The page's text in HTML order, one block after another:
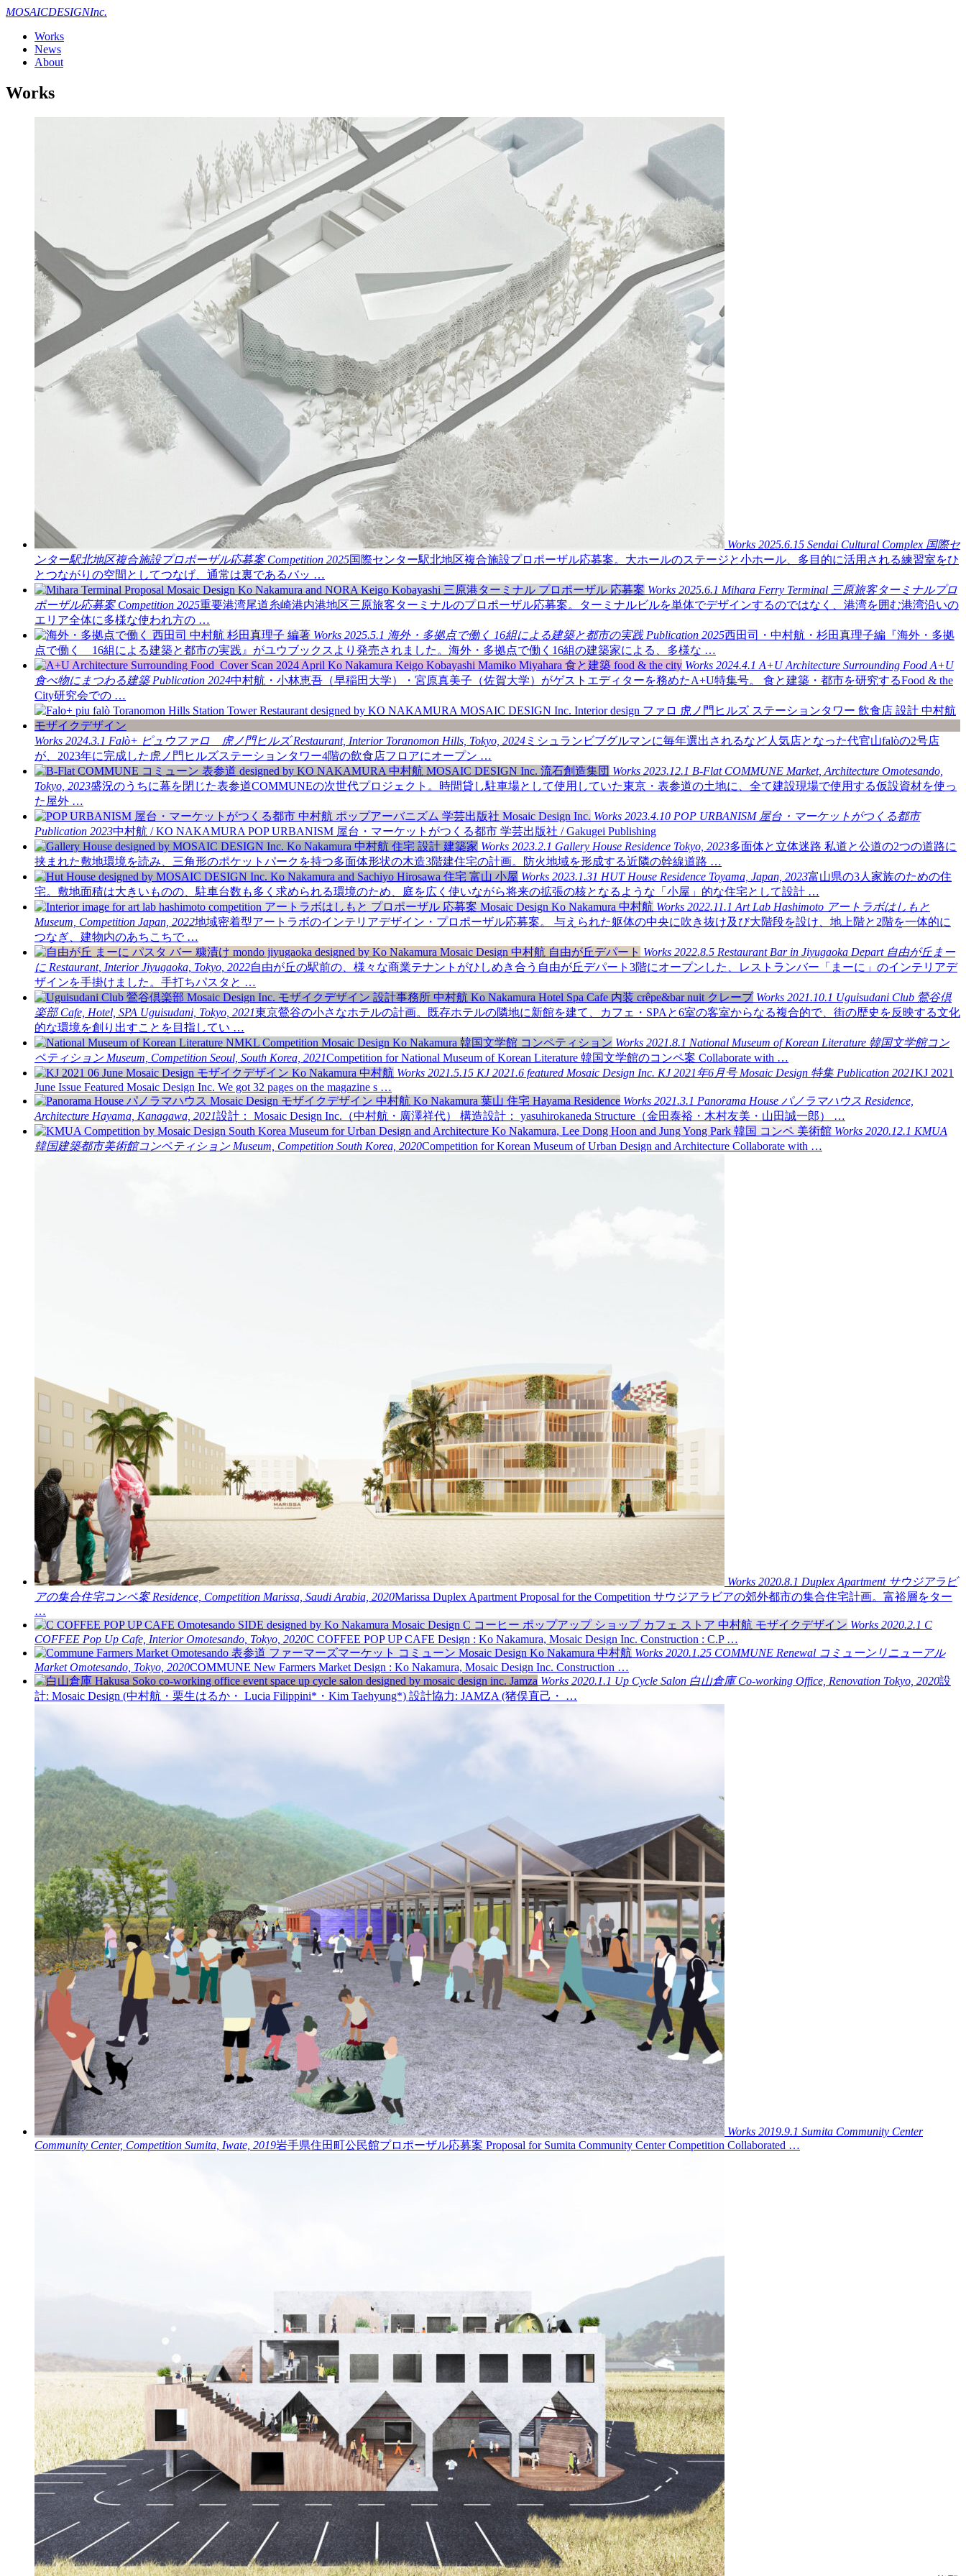
MOSAICDESIGNInc.
Works
News
About
Works
Works 2025.6.15 Sendai Cultural Complex 国際セ
ンター駅北地区複合施設プロポーザル応募案 Competition 2025国際センター駅北地区複合施設プロポーザル応募案。大ホールのステージと小ホール、多目的に活用される練習室をひ
とつながりの空間としてつなげ、通常は裏であるバッ …
Works 2025.6.1 Mihara Ferry Terminal 三原旅客ターミナルプロ
ポーザル応募案 Competition 2025重要港湾尾道糸崎港内港地区三原旅客ターミナルのプロポーザル応募案。ターミナルビルを単体でデザインするのではなく、港湾を囲む港湾沿いの
エリア全体に多様な使われ方の …
Works 2025.5.1 海外・多拠点で働く 16組による建築と都市の実践 Publication 2025西田司・中村航・杉田真理子編『海外・多拠
点で働く 16組による建築と都市の実践』がユウブックスより発売されました。海外・多拠点で働く16組の建築家による、多様な …
Works 2024.4.1 A+U Architecture Surrounding Food A+U
食べ物にまつわる建築 Publication 2024中村航・小林恵吾（早稲田大学）・宮原真美子（佐賀大学）がゲストエディターを務めたA+U特集号。 食と建築・都市を研究するFood & the
City研究会での …
Works 2024.3.1 Falò+ ピュウファロ 虎ノ門ヒルズ Restaurant, Interior Toranomon Hills, Tokyo, 2024 ミシュランビブグルマンに毎年選出されるなど人気店となった代官山falòの2号店
が、2023年に完成した虎ノ門ヒルズステーションタワー4階の飲食店フロアにオープン …
Works 2023.12.1 B-Flat COMMUNE Market, Architecture Omotesando,
Tokyo, 2023盛況のうちに幕を閉じた表参道COMMUNEの次世代プロジェクト。時間貸し駐車場として使用していた東京・表参道の土地に、全て建設現場で使用する仮設資材を使っ
た屋外 …
Works 2023.4.10 POP URBANISM 屋台・マーケットがつくる都市
Publication 2023中村航 / KO NAKAMURA POP URBANISM 屋台・マーケットがつくる都市 学芸出版社 / Gakugei Publishing
Works 2023.2.1 Gallery House Residence Tokyo, 2023多面体と立体迷路 私道と公道の2つの道路に
挟まれた敷地環境を読み、三角形のポケットパークを持つ多面体形状の木造3階建住宅の計画。防火地域を形成する近隣の幹線道路 …
Works 2023.1.31 HUT House Residence Toyama, Japan, 2023富山県の3人家族のための住
宅。敷地面積は大きいものの、駐車台数も多く求められる環境のため、庭を広く使いながら将来の拡張の核となるような「小屋」的な住宅として設計 …
Works 2022.11.1 Art Lab Hashimoto アートラボはしもと
Museum, Competition Japan, 2022地域密着型アートラボのインテリアデザイン・プロポーザル応募案。 与えられた躯体の中央に吹き抜け及び大階段を設け、地上階と2階を一体的に
つなぎ、建物内のあちこちで …
Works 2022.8.5 Restaurant Bar in Jiyugaoka Depart 自由が丘まー
に Restaurant, Interior Jiyugaoka, Tokyo, 2022自由が丘の駅前の、様々な商業テナントがひしめき合う自由が丘デパート3階にオープンした、レストランバー「まーに」のインテリアデ
ザインを手掛けました。手打ちパスタと …
Works 2021.10.1 Uguisudani Club 鶯谷倶
楽部 Cafe, Hotel, SPA Uguisudani, Tokyo, 2021東京鶯谷の小さなホテルの計画。既存ホテルの隣地に新館を建て、カフェ・SPAと6室の客室からなる複合的で、街の歴史を反映する文化
的な環境を創り出すことを目指してい …
Works 2021.8.1 National Museum of Korean Literature 韓国文学館コン
ペティション Museum, Competition Seoul, South Korea, 2021Competition for National Museum of Korean Literature 韓国文学館のコンペ案 Collaborate with …
Works 2021.5.15 KJ 2021.6 featured Mosaic Design Inc. KJ 2021年6月号 Mosaic Design 特集 Publication 2021KJ 2021
June Issue Featured Mosaic Design Inc. We got 32 pages on the magazine s …
Works 2021.3.1 Panorama House パノラマハウス Residence,
Architecture Hayama, Kanagawa, 2021設計： Mosaic Design Inc.（中村航・廣澤祥代） 構造設計： yasuhirokaneda Structure（金田泰裕・木村友美・山田誠一郎） …
Works 2020.12.1 KMUA
韓国建築都市美術館コンペティション Museum, Competition South Korea, 2020Competition for Korean Museum of Urban Design and Architecture Collaborate with …
Works 2020.8.1 Duplex Apartment サウジアラビ
アの集合住宅コンペ案 Residence, Competition Marissa, Saudi Arabia, 2020Marissa Duplex Apartment Proposal for the Competition サウジアラビアの郊外都市の集合住宅計画。富裕層をター
…
Works 2020.2.1 C
COFFEE Pop Up Cafe, Interior Omotesando, Tokyo, 2020C COFFEE POP UP CAFE Design : Ko Nakamura, Mosaic Design Inc. Construction : C.P …
Works 2020.1.25 COMMUNE Renewal コミューンリニューアル
Market Omotesando, Tokyo, 2020COMMUNE New Farmers Market Design : Ko Nakamura, Mosaic Design Inc. Construction …
Works 2020.1.1 Up Cycle Salon 白山倉庫 Co-working Office, Renovation Tokyo, 2020設
計: Mosaic Design (中村航・栗生はるか・ Lucia Filippini*・Kim Taehyung*) 設計協力: JAMZA (猪俣直己・ …
Works 2019.9.1 Sumita Community Center
Community Center, Competition Sumita, Iwate, 2019岩手県住田町公民館プロポーザル応募案 Proposal for Sumita Community Center Competition Collaborated …